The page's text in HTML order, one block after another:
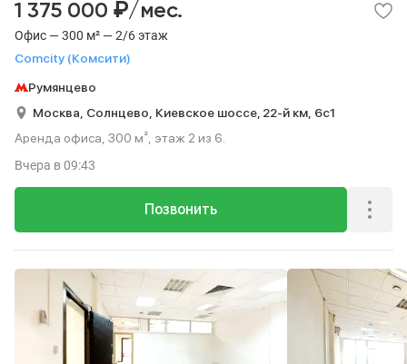
Офис — 300 м² — 2/6 этаж
Comcity (Комсити)
1 375 000 ₽/мес.
Румянцево
Москва, Солнцево, Киевское шоссе, 22-й км, 6с1
Аренда офиса, 300 м², этаж 2 из 6.
Позвонить
Вчера в 09:43